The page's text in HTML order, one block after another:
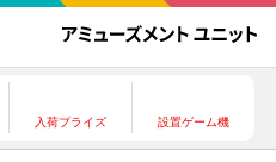
入荷プライズ 設置ゲーム機